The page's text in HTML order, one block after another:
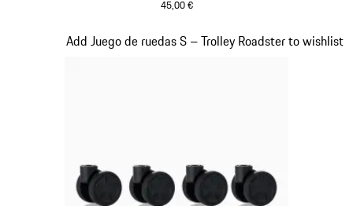
45,00 €
Add Juego de ruedas S – Trolley Roadster to wishlist
Diapositiva 5 de 7